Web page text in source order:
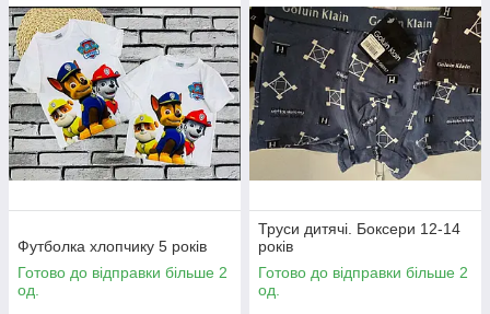
Футболка хлопчику 5 років
Готово до відправки більше 2
од.
Труси дитячі. Боксери 12-14
років
Готово до відправки більше 2
од.